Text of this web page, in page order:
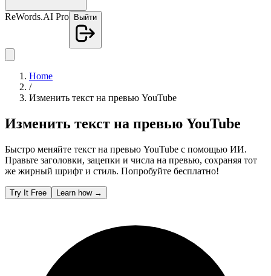
ReWords.AI Pro Выйти
Home
/
Изменить текст на превью YouTube
Изменить текст на превью YouTube
Быстро меняйте текст на превью YouTube с помощью ИИ.
Правьте заголовки, зацепки и числа на превью, сохраняя тот
же жирный шрифт и стиль. Попробуйте бесплатно!
Try It Free Learn how →